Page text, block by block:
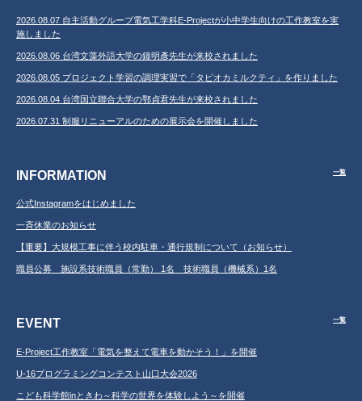
2026.08.07 自主活動グループ電気工学科E-Projectが小中学生向けの工作教室を実
施しました
2026.08.06 台湾文藻外語大学の鐘明彥先生が来校されました
2026.08.05 プロジェクト学習の調理実習で「タピオカミルクティ」を作りました
2026.08.04 台湾国立聯合大学の鄂貞君先生が来校されました
2026.07.31 制服リニューアルのための展示会を開催しました
INFORMATION 一覧
公式Instagramをはじめました
一斉休業のお知らせ
【重要】大規模工事に伴う校内駐車・通行規制について（お知らせ）
職員公募 施設系技術職員（常勤） 1名 技術職員（機械系）1名
EVENT 一覧
E-Project工作教室「電気を整えて電車を動かそう！」を開催
U-16プログラミングコンテスト山口大会2026
こども科学館inときわ～科学の世界を体験しよう～を開催